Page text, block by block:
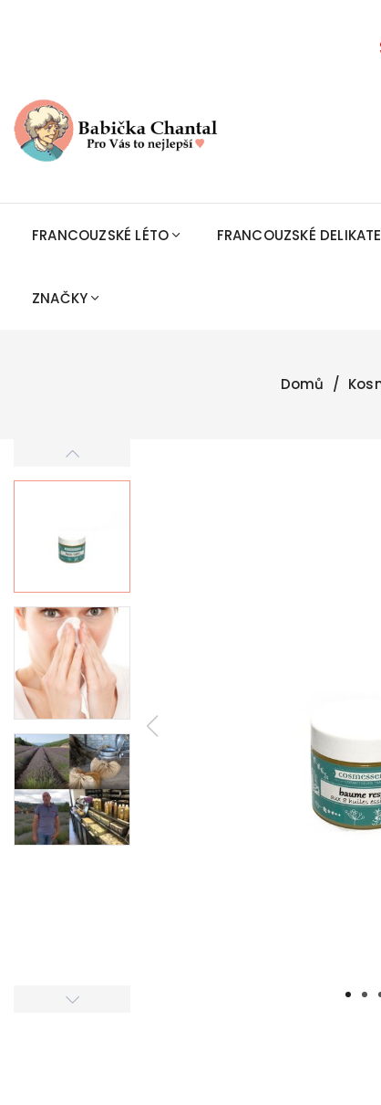
FRANCOUZSKÉ LÉTO FRANCOUZSKÉ
ZNAČKY
Domů